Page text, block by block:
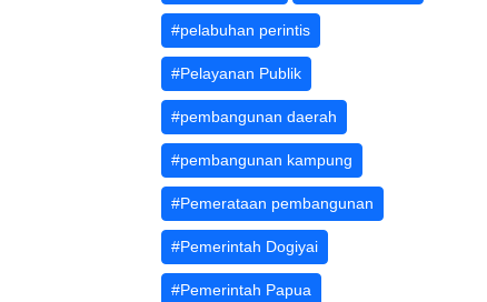
#pelabuhan perintis
#Pelayanan Publik
#pembangunan daerah
#pembangunan kampung
#Pemerataan pembangunan
#Pemerintah Dogiyai
#Pemerintah Papua